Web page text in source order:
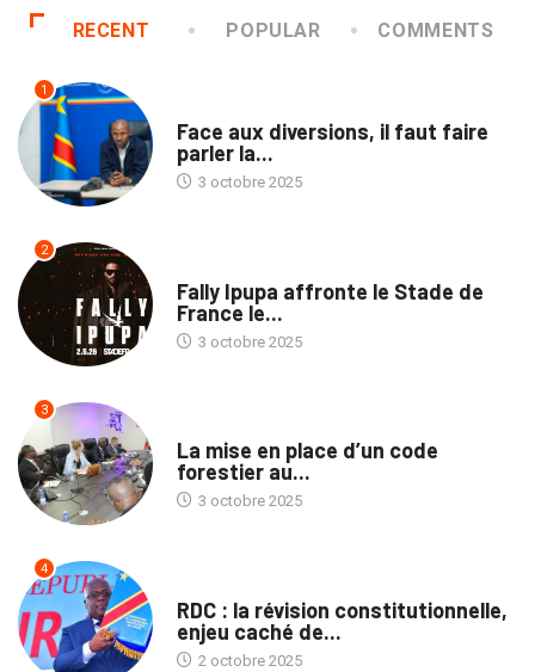
RECENT POPULAR COMMENTS
1
Face aux diversions, il faut faire
parler la...
3 octobre 2025
2
Fally Ipupa affronte le Stade de
France le...
3 octobre 2025
3
La mise en place d’un code
forestier au...
3 octobre 2025
4
RDC : la révision constitutionnelle,
enjeu caché de...
2 octobre 2025